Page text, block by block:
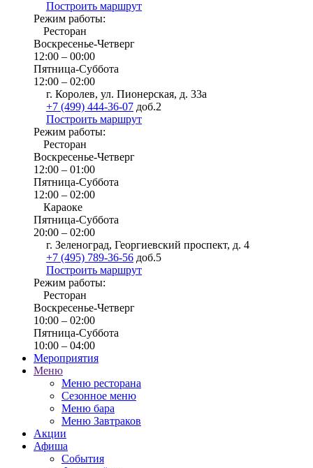
Построить маршрут
Режим работы:
Ресторан
Воскресенье-Четверг
12:00 – 00:00
Пятница-Суббота
12:00 – 02:00
г. Королев, ул. Пионерская, д. 33а
+7 (499) 444-36-07 доб.2
Построить маршрут
Режим работы:
Ресторан
Воскресенье-Четверг
12:00 – 01:00
Пятница-Суббота
12:00 – 02:00
Караоке
Пятница-Суббота
20:00 – 02:00
г. Зеленоград, Георгиевский проспект, д. 4
+7 (495) 789-36-56 доб.5
Построить маршрут
Режим работы:
Ресторан
Воскресенье-Четверг
10:00 – 02:00
Пятница-Суббота
10:00 – 04:00
Мероприятия
Меню
Меню ресторана
Сезонное меню
Меню бара
Меню Завтраков
Акции
Афиша
События